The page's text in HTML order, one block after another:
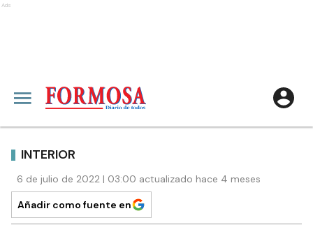
Ads
INTERIOR
6 de julio de 2022 | 03:00 actualizado hace 4 meses
Añadir como fuente en